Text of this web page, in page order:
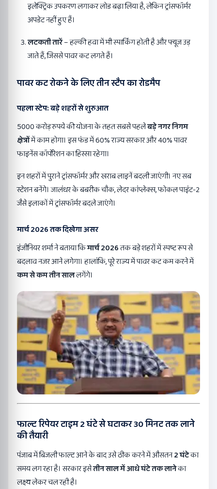
इलेक्ट्रिक उपकरण लगाकर लोड बढ़ा लिया है, लेकिन ट्रांसफॉर्मर
अपडेट नहीं हुए हैं।
लटकती तारें– हल्की हवा में भी स्पार्किंग होती है और फ्यूज उड़
जाते हैं, जिससे पावर कट लगते हैं।
पावर कट रोकने के लिए तीन स्टैप का रोडमैप
पहला स्टेप: बड़े शहरों से शुरुआत
5000 करोड़ रुपये की योजना के तहत सबसे पहलेबड़े नगर निगम
क्षेत्रोंमें काम होगा। इस फंड में 60% राज्य सरकार और 40% पावर
फाइनेंस कॉर्पोरेशन का हिस्सा रहेगा।
इन शहरों में पुराने ट्रांसफॉर्मर और खराब लाइनें बदली जाएंगी। नए सब
स्टेशन बनेंगे। जालंधर के बबरीक चौक, लेदर कांप्लेक्स, फोकल पाइंट-2
जैसे इलाकों में ट्रांसफॉर्मर बदले जाएंगे।
मार्च 2026 तक दिखेगा असर
इंजीनियर शर्मा ने बताया किमार्च 2026तक बड़े शहरों में स्पष्ट रूप से
बदलाव नजर आने लगेगा। हालांकि, पूरे राज्य में पावर कट कम करने में
कम से कम तीन साललगेंगे।
फाल्ट रिपेयर टाइम 2 घंटे से घटाकर 30 मिनट तक लाने
की तैयारी
पंजाब में बिजली फाल्ट आने के बाद उसे ठीक करने में औसतन2 घंटेका
समय लग रहा है। सरकार इसेतीन साल में आधे घंटे तक लानेका
लक्ष्य लेकर चल रही है।